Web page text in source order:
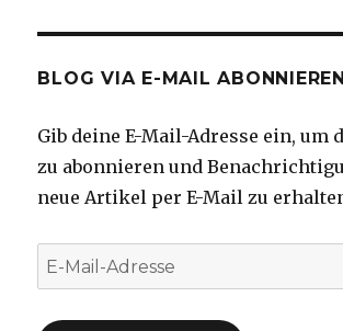
BLOG VIA E-MAIL ABONNIEREN
Gib deine E-Mail-Adresse ein, um
zu abonnieren und
neue Artikel per E-Mail zu
E-
Mail-
Adresse